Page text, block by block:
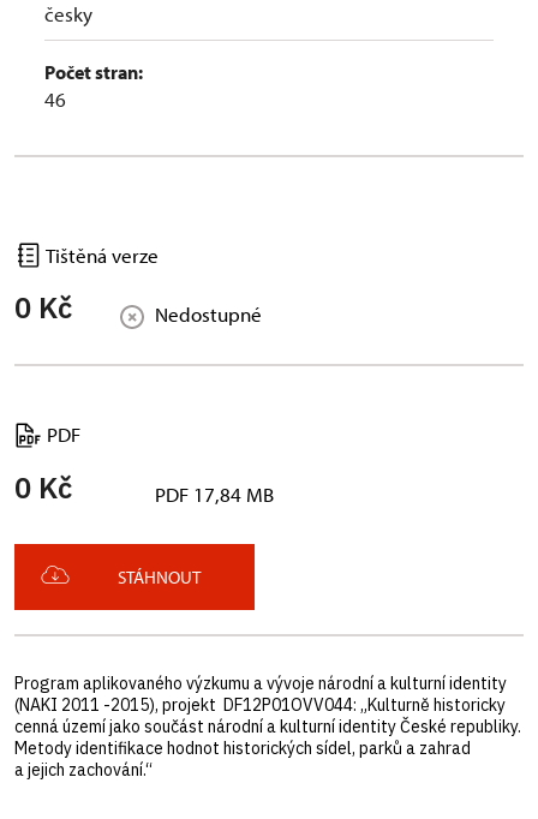
česky
Počet stran:
46
Tištěná verze
0 Kč Nedostupné
PDF
0 Kč PDF 17,84 MB
STÁHNOUT
Program aplikovaného výzkumu a vývoje národní a kulturní identity
(NAKI 2011 -2015), projekt DF12P01OVV044: „Kulturně historicky
cenná území jako součást národní a kulturní identity České republiky.
Metody identifikace hodnot historických sídel, parků a zahrad
a jejich zachování.“